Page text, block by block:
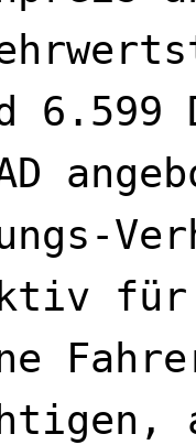
6.599